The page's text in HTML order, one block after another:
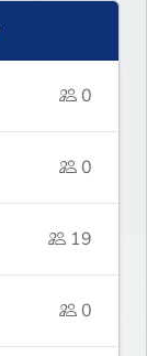
0
0
19
0